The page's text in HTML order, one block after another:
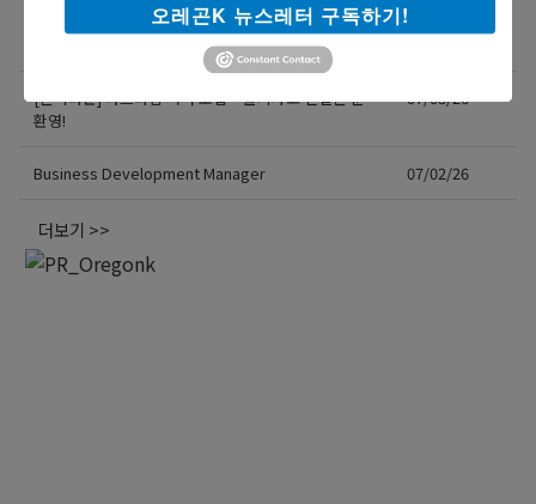
새로운 포차 서버구함 / Server needed for Korean
Gastropub (Downtown PDX)
[한식타운] 파트타임 서버 모집 – 활기차고 친절한 분
환영!
07/03/26
Business Development Manager 07/02/26
더보기 >>
오레곤K 뉴스레터 구독하기!